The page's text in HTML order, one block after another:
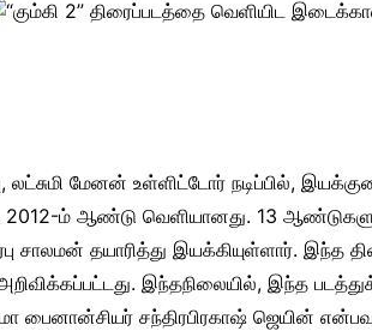
லட்சுமி மேனன் உள்ளிட்டோர் நடிப்பில்,
2012-ம் ஆண்டு வெளியானது. 13
சாலமன் தயாரித்து இயக்கியுள்ளார். இந்த
இந்தநிலையில், இந்த
பைனான்சியர் சந்திரபிரகாஷ் ஜெயின்